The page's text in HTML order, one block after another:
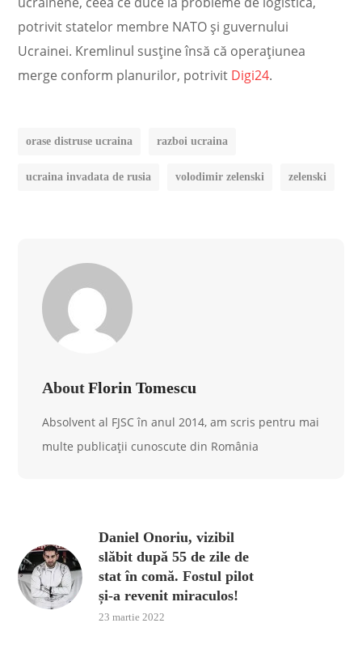
potrivit statelor membre NATO și guvernului
Ucrainei. Kremlinul susține însă că operațiunea
merge conform planurilor, potrivit Digi24.
orase distruse ucraina razboi ucraina
ucraina invadata de rusia volodimir zelenski zelenski
About Florin Tomescu
Absolvent al FJSC în anul 2014, am scris pentru mai
multe publicații cunoscute din România
Daniel Onoriu, vizibil
slăbit după 55 de zile de
stat în comă. Fostul pilot
și-a revenit miraculos!
23 martie 2022